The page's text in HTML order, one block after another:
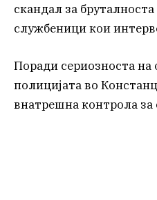
скандал за
службеници кои
Поради сериозноста на
полицијата во
внатрешна контрола за